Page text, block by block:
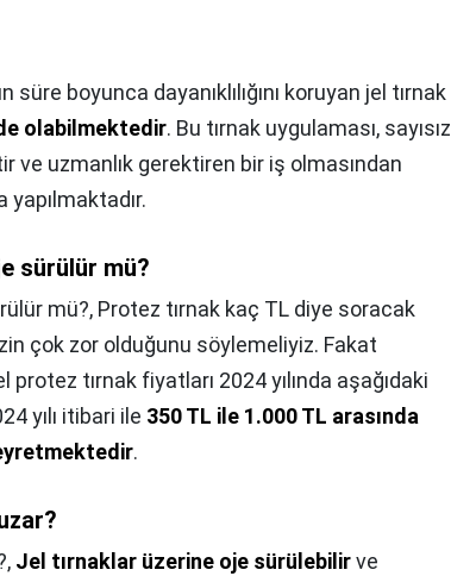
süre boyunca dayanıklılığını koruyan jel tırnak
olabilmektedir. Bu tırnak uygulaması, sayısız
ve uzmanlık gerektiren bir iş olmasından
yapılmaktadır.
sürülür mü?
mü?, Protez tırnak kaç TL diye soracak
çok zor olduğunu söylemeliyiz. Fakat
protez tırnak fiyatları 2024 yılında aşağıdaki
yılı itibari ile 350 TL ile 1.000 TL arasında
.
Jel tırnaklar üzerine oje sürülebilirve